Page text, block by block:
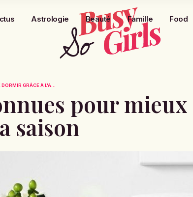
Astrologie Beauté Famille Food
GRÂCE À L'A...
pour
saison